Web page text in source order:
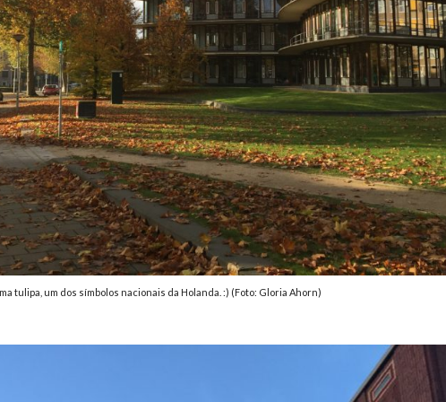
tulipa, um dos símbolos nacionais da Holanda. :) (Foto: Gloria Ahorn)